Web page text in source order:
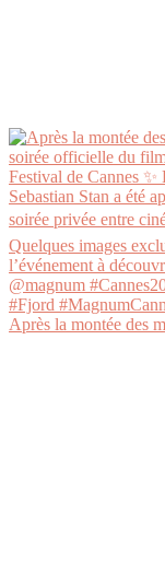
Après la montée des